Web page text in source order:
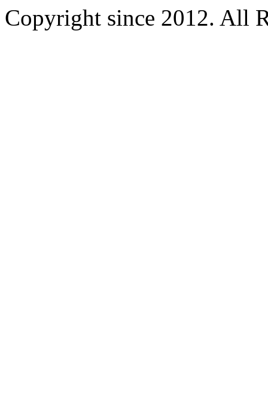
Copyright since 2012. All